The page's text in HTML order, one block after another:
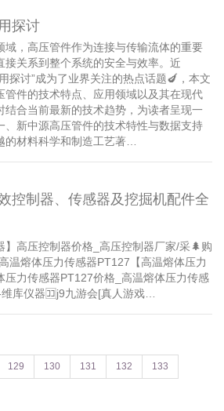
探讨
域，高压管件作为连接与传输流体的重要
接关系到整个系统的安全与效率。近
探讨”成为了业界关注的热点话题🍆，本文
管件的技术特点、应用领域以及其在现代
结合当前最新的技术趋势，为读者呈现一
、新中源高压管件的技术特性与数据支持
的材料科学和制造工艺著…
控制器、传感器及挖掘机配件全
】高压控制器价格_高压控制器厂家/采🌲购
温熔体压力传感器PT127【高温熔体压力
压力传感器PT127价格_高温熔体压力传感
库仪器🈁j9九游会[真人游戏…
129 130 131 132 133